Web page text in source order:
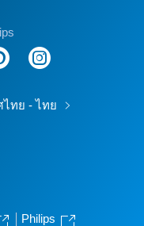
ไทย - ไทย
Philips